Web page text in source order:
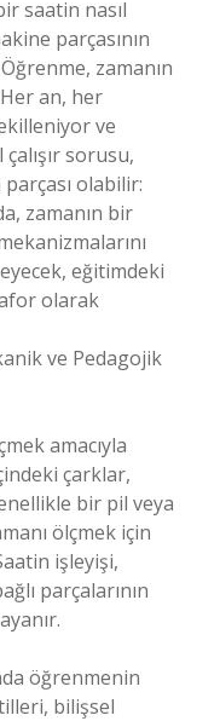
saatin nasıl
parçasının
zamanın
an, her
ve
sorusu,
olabilir:
zamanın bir
eğitimdeki
olarak
ve Pedagojik
amacıyla
çarklar,
bir pil veya
ölçmek için
işleyişi,
parçalarının
öğrenmenin
bilişsel